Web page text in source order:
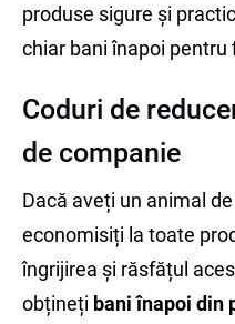
produse sigure și
chiar bani înapoi pentru
Coduri de
de companie
Dacă aveți un animal
economisiți la toate
îngrijirea și răsfățul
obțineți bani înapoi din